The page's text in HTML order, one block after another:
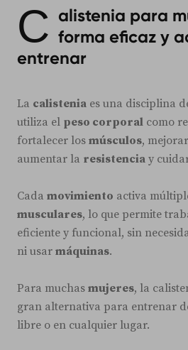
C alistenia para
forma eficaz y
entrenar
La calistenia es una disciplina
utiliza el peso corporal como
fortalecer los músculos,
aumentar la resistencia y
Cada movimiento activa
musculares, lo que permite
eficiente y funcional, sin
ni usar máquinas.
Para muchas mujeres, la
gran alternativa para entrenar
libre o en cualquier lugar.